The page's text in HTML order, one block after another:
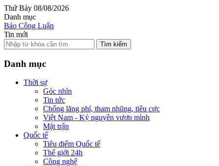
Thứ Bảy 08/08/2026
Danh mục
Báo Công Luận
Tin mới
Tìm kiếm
Danh mục
Thời sự
Góc nhìn
Tin tức
Chống lãng phí, tham nhũng, tiêu cực
Việt Nam - Kỷ nguyên vươn mình
Mặt trận
Quốc tế
Tiêu điểm Quốc tế
Thế giới 24h
Công nghệ